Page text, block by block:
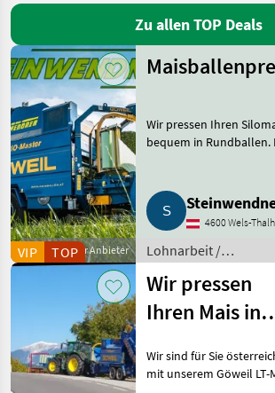
Händlerangebote Kleinanzeigen
Zu allen TOP Deals
Gewerblicher Anbieter
VIP TOP
Wir pressen Ihren
bequem in Rundballen.
Pressdichte, mit Netz- oder
Mantelfolie, 6-fach
4600 Wels-
Lohnarbeit /
Maisballen pressen
Wir pressen
Ihren Mais in
Wir sind für Sie
mit unserem Göweil LT-